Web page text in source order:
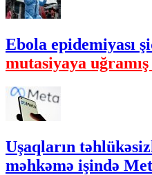
Ebola epidemiyası
mutasiyaya
Uşaqların
məhkəmə işində